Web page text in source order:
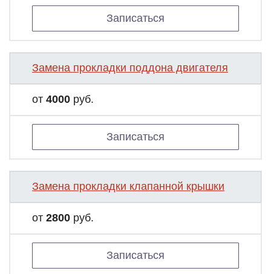
Записаться
Замена прокладки поддона двигателя
от 4000 руб.
Записаться
Замена прокладки клапанной крышки
от 2800 руб.
Записаться